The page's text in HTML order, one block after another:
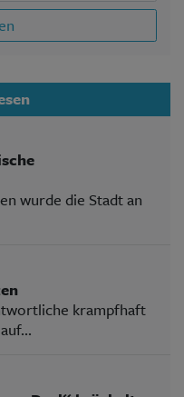
wurde die Stadt an
krampfhaft